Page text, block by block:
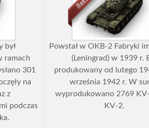
był
ramach
301
na
z
podczas
Powstał w OKB-2 Fabryki
(Leningrad) w 1939 r.
produkowany od lutego
września 1942 r. W
wyprodukowano 2769
KV-2.